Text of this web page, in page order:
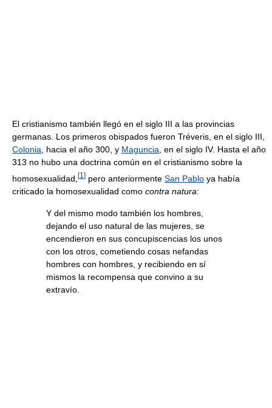
El cristianismo también llegó en el siglo III a las provincias
germanas. Los primeros obispados fueron Tréveris, en el siglo III,
Colonia , hacia el año 300, y Maguncia , en el siglo IV. Hasta el año
313 no hubo una doctrina común en el cristianismo sobre la
homosexualidad, [1 ] pero anteriormente San Pablo ya había
criticado la homosexualidad como contra natura:
Y del mismo modo también los hombres,
dejando el uso natural de las mujeres, se
encendieron en sus concupiscencias los unos
con los otros, cometiendo cosas nefandas
hombres con hombres, y recibiendo en sí
mismos la recompensa que convino a su
extravío.